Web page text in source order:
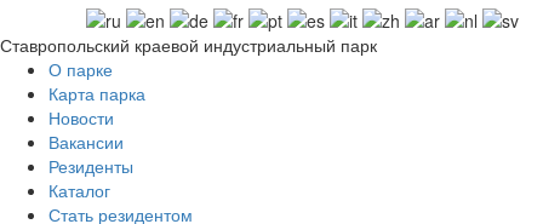
Ставропольский краевой индустриальный парк
О парке
Карта парка
Новости
Вакансии
Резиденты
Каталог
Стать резидентом
Открытие Волжского
трубопрофильного